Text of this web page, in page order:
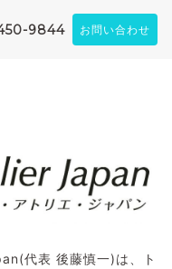
9844 お問い合わせ
代表 後藤慎一)は、ト